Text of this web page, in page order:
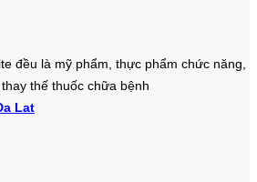
đều là mỹ phẩm, thực phẩm chức năng,
thế thuốc chữa bệnh
Lat